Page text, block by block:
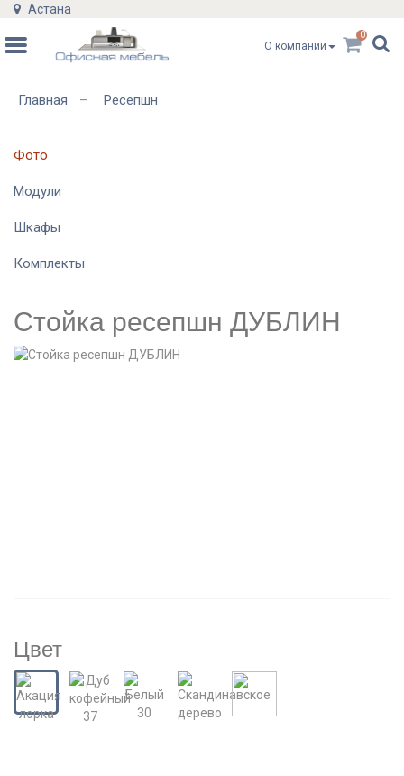
Астана
О компании
0
Главная – Ресепшн
Фото
Модули
Шкафы
Комплекты
Стойка ресепшн ДУБЛИН
Цвет